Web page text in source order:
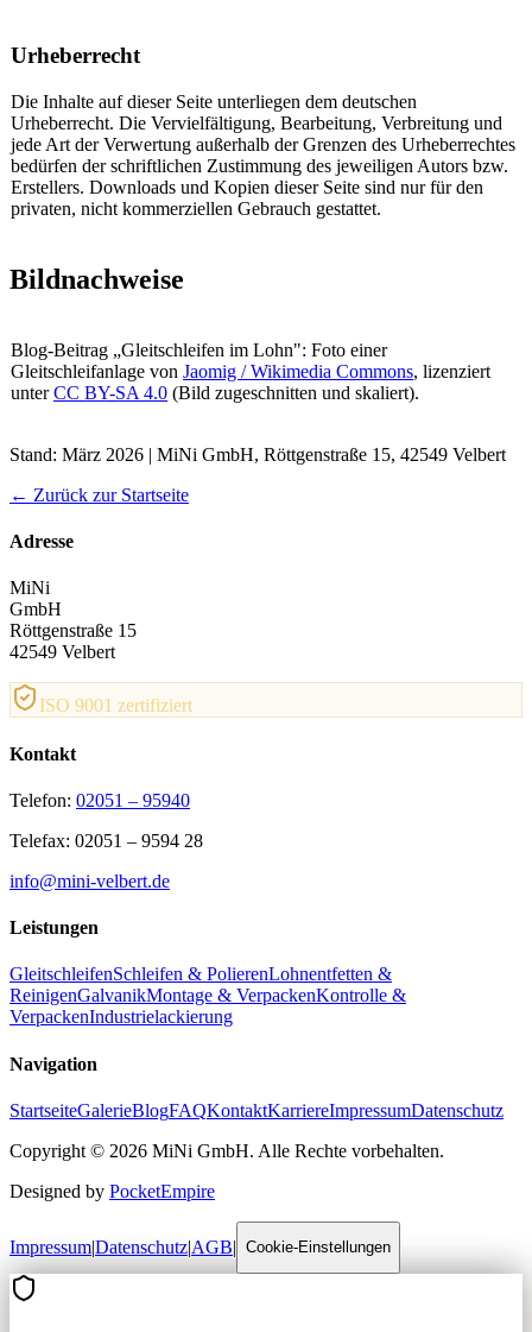
Urheberrecht
Die Inhalte auf dieser Seite unterliegen dem deutschen
Urheberrecht. Die Vervielfältigung, Bearbeitung, Verbreitung und
jede Art der Verwertung außerhalb der Grenzen des Urheberrechtes
bedürfen der schriftlichen Zustimmung des jeweiligen Autors bzw.
Erstellers. Downloads und Kopien dieser Seite sind nur für den
privaten, nicht kommerziellen Gebrauch gestattet.
Bildnachweise
Blog-Beitrag „Gleitschleifen im Lohn": Foto einer
Gleitschleifanlage von Jaomig / Wikimedia Commons, lizenziert
unter CC BY-SA 4.0 (Bild zugeschnitten und skaliert).
Stand: März 2026 | MiNi GmbH, Röttgenstraße 15, 42549 Velbert
← Zurück zur Startseite
Adresse
MiNi
GmbH
Röttgenstraße 15
42549 Velbert
ISO 9001 zertifiziert
Kontakt
Telefon: 02051 – 95940
Telefax: 02051 – 9594 28
info@mini-velbert.de
Leistungen
GleitschleifenSchleifen & PolierenLohnentfetten &
ReinigenGalvanikMontage & VerpackenKontrolle &
VerpackenIndustrielackierung
Navigation
StartseiteGalerieBlogFAQKontaktKarriereImpressumDatenschutz
Copyright © 2026 MiNi GmbH. Alle Rechte vorbehalten.
Designed by PocketEmpire
Impressum|Datenschutz|AGB| Cookie-Einstellungen